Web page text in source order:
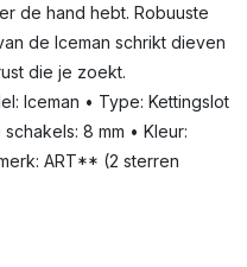
de hand hebt. Robuuste
de Iceman schrikt dieven
die je zoekt.
Iceman • Type: Kettingslot
schakels: 8 mm • Kleur:
ART** (2 sterren